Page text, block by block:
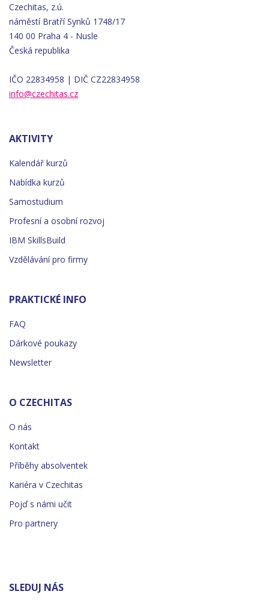
Czechitas, z.ú.
náměstí Bratří Synků 1748/17
140 00 Praha 4 - Nusle
Česká republika
IČO 22834958 | DIČ CZ22834958
info@czechitas.cz
AKTIVITY
Kalendář kurzů
Nabídka kurzů
Samostudium
Profesní a osobní rozvoj
IBM SkillsBuild
Vzdělávání pro firmy
PRAKTICKÉ INFO
FAQ
Dárkové poukazy
Newsletter
O CZECHITAS
O nás
Kontakt
Příběhy absolventek
Kariéra v Czechitas
Pojď s námi učit
Pro partnery
SLEDUJ NÁS